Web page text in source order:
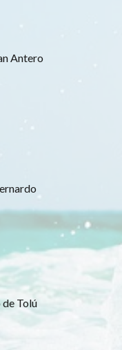
Antero
Tolú